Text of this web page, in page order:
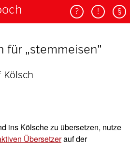
? ! §
für „stemmeisen”
Kölsch
ins Kölsche zu übersetzen, nutze
Übersetzerauf der